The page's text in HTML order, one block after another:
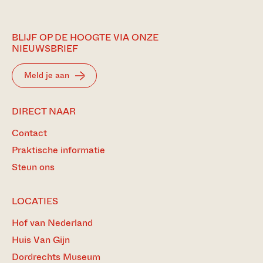
BLIJF OP DE HOOGTE VIA ONZE
NIEUWSBRIEF
Meld je aan
DIRECT NAAR
Contact
Praktische informatie
Steun ons
LOCATIES
Hof van Nederland
Huis Van Gijn
Dordrechts Museum